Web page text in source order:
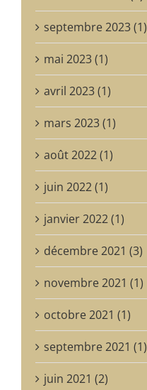
septembre 2023 (1)
mai 2023 (1)
avril 2023 (1)
mars 2023 (1)
août 2022 (1)
juin 2022 (1)
janvier 2022 (1)
décembre 2021 (3)
novembre 2021 (1)
octobre 2021 (1)
septembre 2021 (1)
juin 2021 (2)